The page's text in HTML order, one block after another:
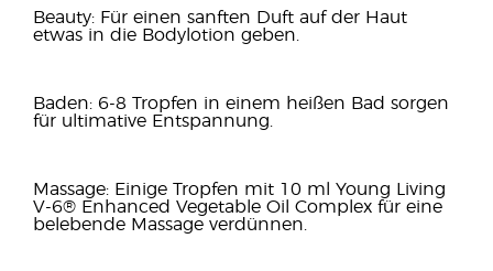
Beauty: Für einen sanften Duft auf der Haut
etwas in die Bodylotion geben.
Baden: 6-8 Tropfen in einem heißen Bad sorgen
für ultimative Entspannung.
Massage: Einige Tropfen mit 10 ml Young Living
V-6® Enhanced Vegetable Oil Complex für eine
belebende Massage verdünnen.